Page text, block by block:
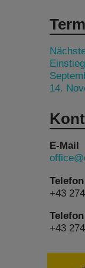
14.
E-Mail
+43
+43